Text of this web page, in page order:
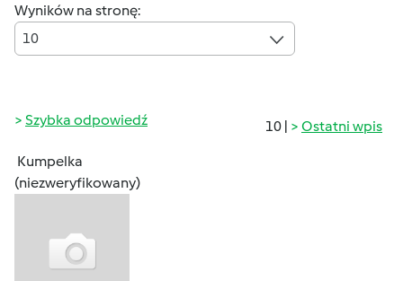
Wyników na stronę:
10
10 | Ostatni wpis
Szybka odpowiedź
Kumpelka
(niezweryfikowany)